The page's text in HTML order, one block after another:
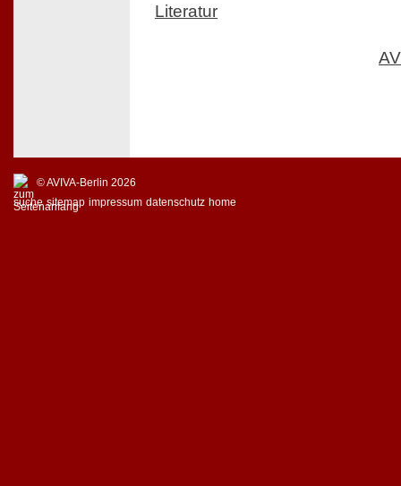
Literatur
© AVIVA-Berlin 2026
suche sitemap impressum datenschutz home